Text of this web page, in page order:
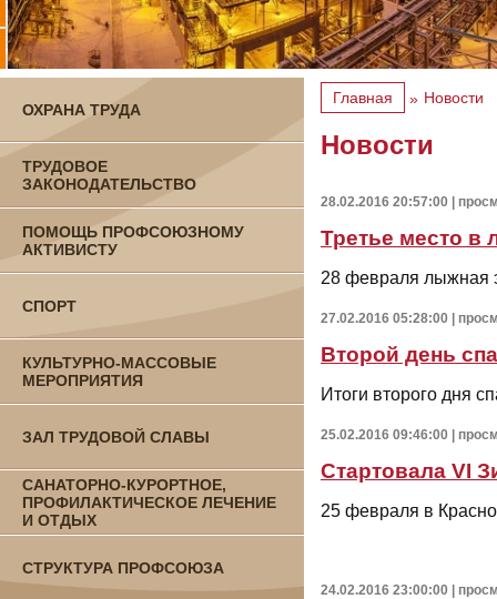
ОХРАНА ТРУДА
ТРУДОВОЕ
ЗАКОНОДАТЕЛЬСТВО
ПОМОЩЬ ПРОФСОЮЗНОМУ
АКТИВИСТУ
СПОРТ
КУЛЬТУРНО-МАССОВЫЕ
МЕРОПРИЯТИЯ
ЗАЛ ТРУДОВОЙ СЛАВЫ
САНАТОРНО-КУРОРТНОЕ,
ПРОФИЛАКТИЧЕСКОЕ ЛЕЧЕНИЕ
И ОТДЫХ
СТРУКТУРА ПРОФСОЮЗА
Главная » Новости
Новости
28.02.2016 20:57:00 |
Третье место в
28 февраля лыжная
27.02.2016 05:28:00 |
Второй день
Итоги второго дня
25.02.2016 09:46:00 |
Стартовала VI
25 февраля в
24.02.2016 23:00:00 |